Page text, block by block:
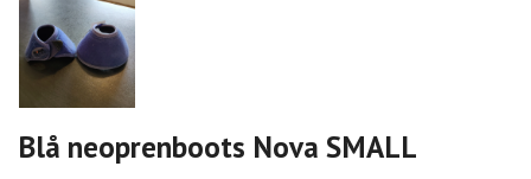
Blå neoprenboots Nova SMALL